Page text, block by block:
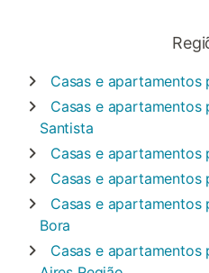
Casas e apartamentos
Casas e apartamentos
Santista
Casas e apartamentos
Casas e apartamentos
Casas e apartamentos
Bora
Casas e apartamentos